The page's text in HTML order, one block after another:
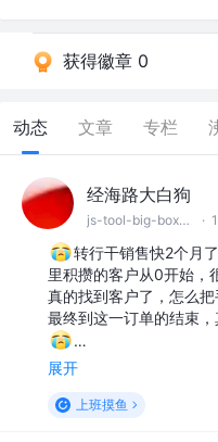
获得徽章 0
动态 文章 专栏
经海路大白狗
js-tool-big-box工具库开发者；简历优化师 ·
转行干销售快2个月
里积攒的客户从0开始，
真的找到客户了，怎么
最终到这一订单的结束，
…
展开
上班摸鱼